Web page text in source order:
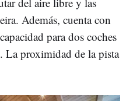
Además, cuenta con
para dos coches
. La proximidad de la pista